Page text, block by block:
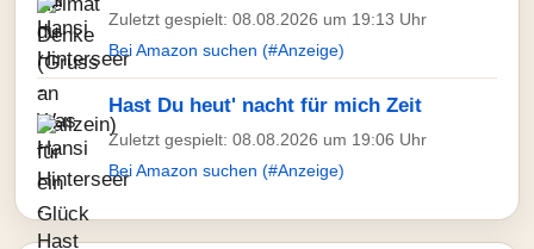
Zuletzt gespielt: 08.08.2026 um 19:13 Uhr
Bei Amazon suchen (#Anzeige)
Hast Du heut' nacht für mich Zeit
Zuletzt gespielt: 08.08.2026 um 19:06 Uhr
Bei Amazon suchen (#Anzeige)